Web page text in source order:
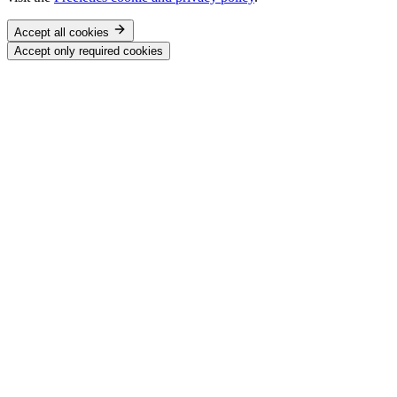
Accept all cookies
Accept only required cookies